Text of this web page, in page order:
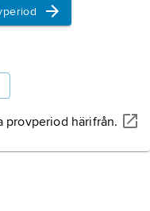
provperiod härifrån.